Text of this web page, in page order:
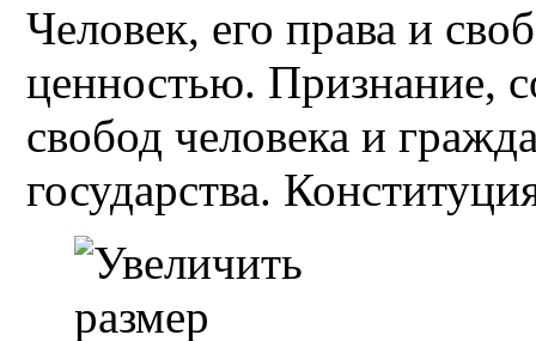
Человек, его права и
ценностью. Признание,
свобод человека и
государства.